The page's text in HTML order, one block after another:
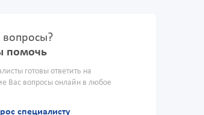
вопросы?
помочь
готовы ответить на
Вас вопросы онлайн в любое
специалисту